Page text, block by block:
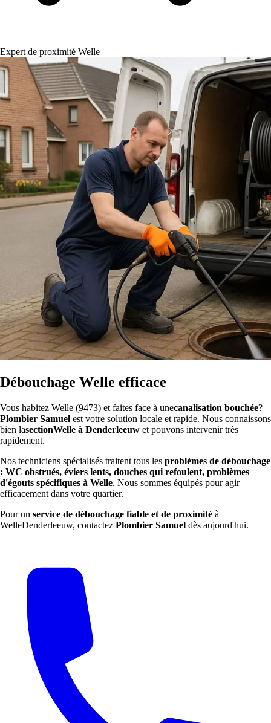
Expert de proximité Welle
Débouchage Welle efficace
Vous habitez Welle (9473) et faites face à unecanalisation bouchée?
Plombier Samuel est votre solution locale et rapide. Nous connaissons
bien lasectionWelle à Denderleeuw et pouvons intervenir très
rapidement.
Nos techniciens spécialisés traitent tous les problèmes de débouchage
: WC obstrués, éviers lents, douches qui refoulent, problèmes
d'égouts spécifiques à Welle. Nous sommes équipés pour agir
efficacement dans votre quartier.
Pour un service de débouchage fiable et de proximité à
WelleDenderleeuw, contactez Plombier Samuel dès aujourd'hui.